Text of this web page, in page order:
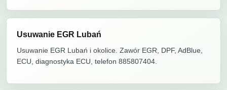
Usuwanie EGR Lubań
Usuwanie EGR Lubań i okolice. Zawór EGR, DPF, AdBlue,
ECU, diagnostyka ECU, telefon 885807404.